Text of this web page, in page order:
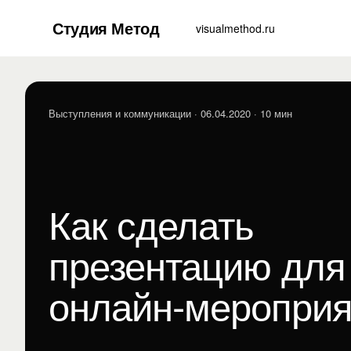
Студия Метод visualmethod.ru
Выступления и коммуникации · 06.04.2020 · 10 мин
Как сделать
презентацию для
онлайн-